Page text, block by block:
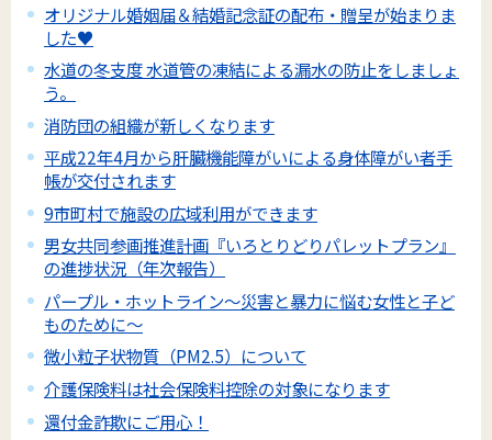
オリジナル婚姻届＆結婚記念証の配布・贈呈が始まりま
した♥
水道の冬支度 水道管の凍結による漏水の防止をしましょ
う。
消防団の組織が新しくなります
平成22年4月から肝臓機能障がいによる身体障がい者手
帳が交付されます
9市町村で施設の広域利用ができます
男女共同参画推進計画『いろとりどりパレットプラン』
の進捗状況（年次報告）
パープル・ホットライン～災害と暴力に悩む女性と子ど
ものために～
微小粒子状物質（PM2.5）について
介護保険料は社会保険料控除の対象になります
還付金詐欺にご用心！